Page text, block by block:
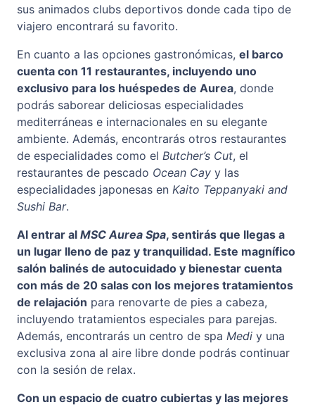
sus animados clubs deportivos donde cada tipo de
viajero encontrará su favorito.
En cuanto a las opciones gastronómicas, el barco
cuenta con 11 restaurantes, incluyendo uno
exclusivo para los huéspedes de Aurea, donde
podrás saborear deliciosas especialidades
mediterráneas e internacionales en su elegante
ambiente. Además, encontrarás otros restaurantes
de especialidades como el Butcher’s Cut, el
restaurantes de pescado Ocean Cay y las
especialidades japonesas en Kaito Teppanyaki and
Sushi Bar.
Al entrar al MSC Aurea Spa, sentirás que llegas a
un lugar lleno de paz y tranquilidad. Este magnífico
salón balinés de autocuidado y bienestar cuenta
con más de 20 salas con los mejores tratamientos
de relajación para renovarte de pies a cabeza,
incluyendo tratamientos especiales para parejas.
Además, encontrarás un centro de spa Medi y una
exclusiva zona al aire libre donde podrás continuar
con la sesión de relax.
Con un espacio de cuatro cubiertas y las mejores